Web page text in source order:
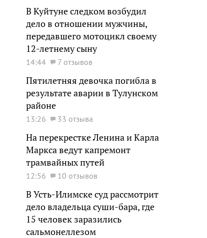
В Куйтуне следком возбудил
дело в отношении мужчины,
передавшего мотоцикл своему
12-летнему сыну
14:44 7 отзывов
Пятилетняя девочка погибла в
результате аварии в Тулунском
районе
13:26 33 отзыва
На перекрестке Ленина и Карла
Маркса ведут капремонт
трамвайных путей
12:56 10 отзывов
В Усть-Илимске суд рассмотрит
дело владельца суши-бара, где
15 человек заразились
сальмонеллезом